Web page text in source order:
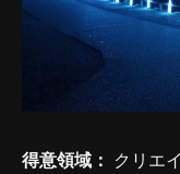
得意領域： クリエ